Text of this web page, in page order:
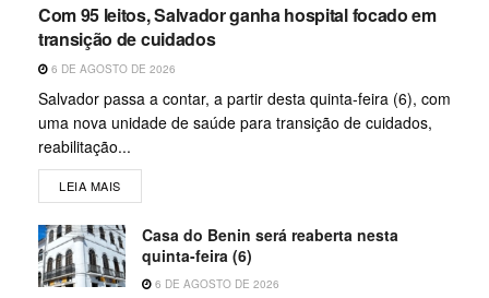
Com 95 leitos, Salvador ganha hospital focado em
transição de cuidados
6 DE AGOSTO DE 2026
Salvador passa a contar, a partir desta quinta-feira (6), com
uma nova unidade de saúde para transição de cuidados,
reabilitação...
LEIA MAIS
Casa do Benin será reaberta nesta
quinta-feira (6)
6 DE AGOSTO DE 2026